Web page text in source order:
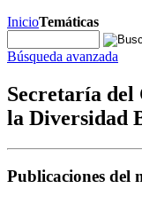
InicioTemáticas
Búsqueda avanzada
Secretaría del
la Diversidad
Publicaciones del